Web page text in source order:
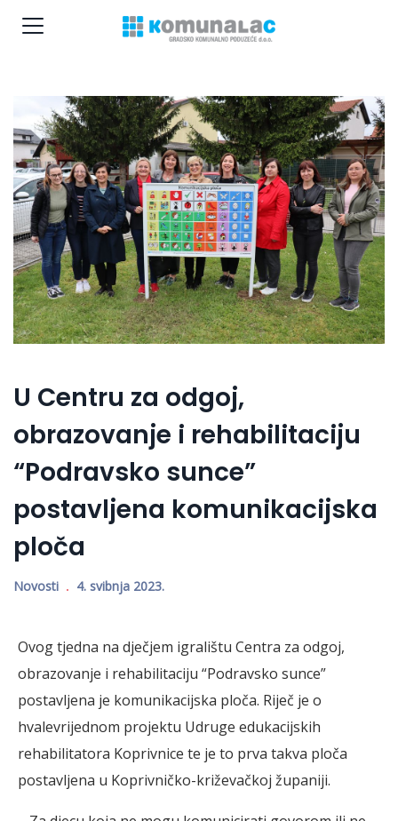
U Centru za odgoj,
obrazovanje i rehabilitaciju
“Podravsko sunce”
postavljena komunikacijska
ploča
Novosti 4. svibnja 2023.
Ovog tjedna na dječjem igralištu Centra za odgoj,
obrazovanje i rehabilitaciju “Podravsko sunce”
postavljena je komunikacijska ploča. Riječ je o
hvalevrijednom projektu Udruge edukacijskih
rehabilitatora Koprivnice te je to prva takva ploča
postavljena u Koprivničko-križevačkoj županiji.